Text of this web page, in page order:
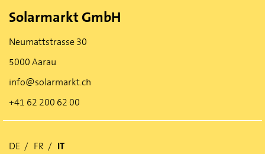
Solarmarkt GmbH
Neumattstrasse 30
5000 Aarau
info@solarmarkt.ch
+41 62 200 62 00
DE FR IT